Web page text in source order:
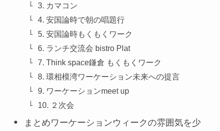
3. カマコン
4. 安国論時で朝の唱題行
5. 安国論時もくもくワーク
6. ランチ交流会 bistro Plat
7. Think space鎌倉 もくもくワーク
8. 環相模湾ワーケーション未来への提言
9. ワーケーションmeet up
10. ２次会
まとめワーケーションウィークの雰囲気を少